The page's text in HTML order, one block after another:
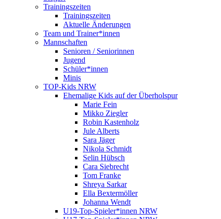
Trainingszeiten
Trainingszeiten
Aktuelle Änderungen
Team und Trainer*innen
Mannschaften
Senioren / Seniorinnen
Jugend
Schüler*innen
Minis
TOP-Kids NRW
Ehemalige Kids auf der Überholspur
Marie Fein
Mikko Ziegler
Robin Kastenholz
Jule Alberts
Sara Jäger
Nikola Schmidt
Selin Hübsch
Cara Siebrecht
Tom Franke
Shreya Sarkar
Ella Bextermöller
Johanna Wendt
U19-Top-Spieler*innen NRW